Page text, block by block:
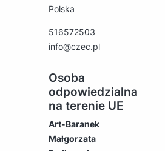
Polska
516572503
info@czec.pl
Osoba
odpowiedzialna
na terenie UE
Art-Baranek
Małgorzata